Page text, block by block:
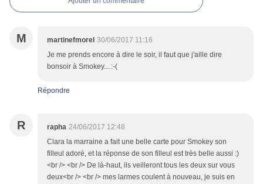
M martinefmorel 30/06/2017 11:16
Je me prends encore à dire le soir, il faut que j'aille dire
bonsoir à Smokey... :-(
Répondre
R rapha 24/06/2017 12:48
Clara la marraine a fait une belle carte pour Smokey son
filleul adoré, et la réponse de son filleul est très belle aussi :)
<br /> <br /> De là-haut, ils veilleront tous les deux sur vous
deux<br /> <br /> mes larmes coulent à nouveau, je suis en